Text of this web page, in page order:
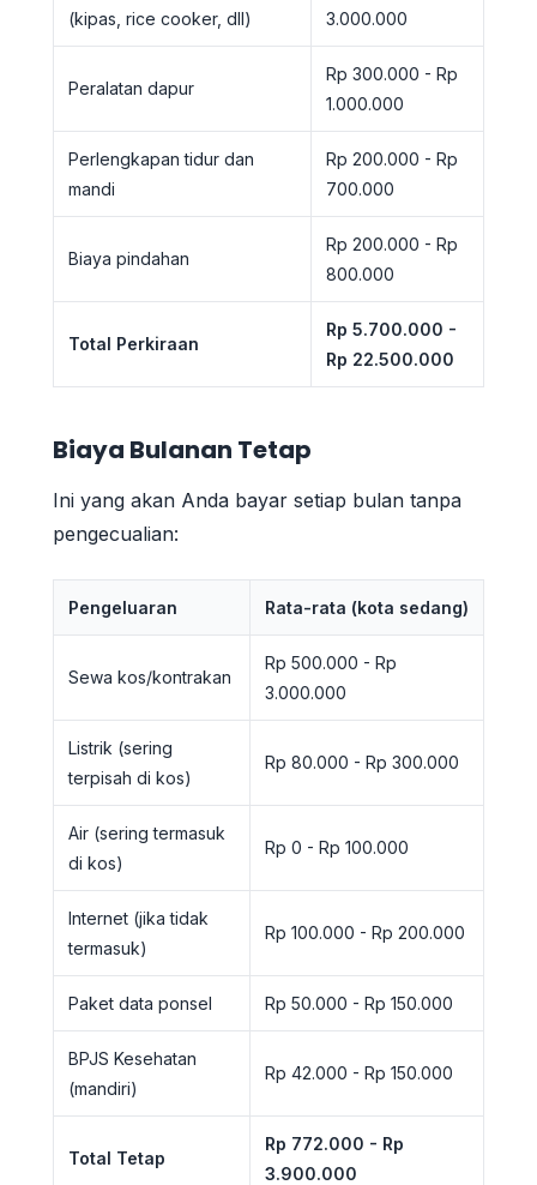
(kipas, rice cooker, dll)
3.000.000
Peralatan dapur
Rp 300.000 - Rp
1.000.000
Perlengkapan tidur dan
mandi
Rp 200.000 - Rp
700.000
Biaya pindahan
Rp 200.000 - Rp
800.000
Total Perkiraan
Rp 5.700.000 -
Rp 22.500.000
Biaya Bulanan Tetap
Ini yang akan Anda bayar setiap bulan tanpa
pengecualian:
Pengeluaran Rata-rata (kota sedang)
Sewa kos/kontrakan
Rp 500.000 - Rp
3.000.000
Listrik (sering
terpisah di kos)
Rp 80.000 - Rp 300.000
Air (sering termasuk
di kos)
Rp 0 - Rp 100.000
Internet (jika tidak
termasuk)
Rp 100.000 - Rp 200.000
Paket data ponsel Rp 50.000 - Rp 150.000
BPJS Kesehatan
(mandiri)
Rp 42.000 - Rp 150.000
Total Tetap
Rp 772.000 - Rp
3.900.000